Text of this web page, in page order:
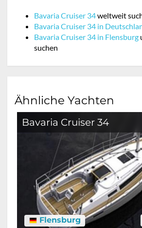
Bavaria Cruiser 34weltweit
Bavaria Cruiser 34 in
Bavaria Cruiser 34 in Flensburg
suchen
Ähnliche Yachten
Bavaria Cruiser 34
Flensburg